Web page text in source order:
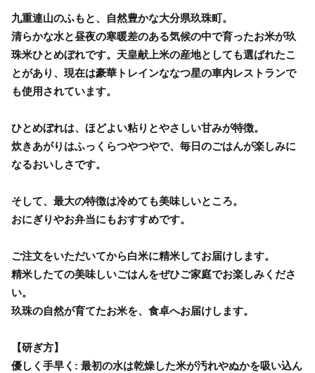
九重連山のふもと、自然豊かな大分県玖珠町。
清らかな水と昼夜の寒暖差のある気候の中で育ったお米が玖
珠米ひとめぼれです。天皇献上米の産地としても選ばれたこ
とがあり、現在は豪華トレインななつ星の車内レストランで
も使用されています。
ひとめぼれは、ほどよい粘りとやさしい甘みが特徴。
炊きあがりはふっくらつやつやで、毎日のごはんが楽しみに
なるおいしさです。
そして、最大の特徴は冷めても美味しいところ。
おにぎりやお弁当にもおすすめです。
ご注文をいただいてから白米に精米してお届けします。
精米したての美味しいごはんをぜひご家庭でお楽しみくださ
い。
玖珠の自然が育てたお米を、食卓へお届けします。
【研ぎ方】
優しく手早く: 最初の水は乾燥した米が汚れやぬかを吸い込ん